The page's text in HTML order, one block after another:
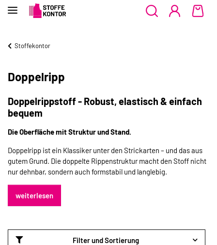
Stoffekontor
Doppelripp
Doppelrippstoff - Robust, elastisch & einfach
bequem
Die Oberfläche mit Struktur und Stand.
Doppelripp ist ein Klassiker unter den Strickarten – und das aus
gutem Grund. Die doppelte Rippenstruktur macht den Stoff nicht
nur dehnbar, sondern auch formstabil und langlebig.
weiterlesen
Filter und Sortierung